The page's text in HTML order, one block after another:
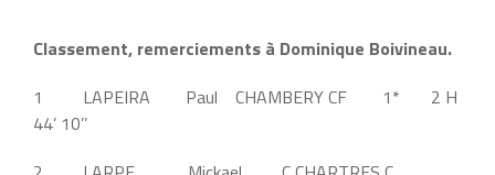
Classement, remerciements à Dominique Boivineau.
1 LAPEIRA Paul CHAMBERY CF 1* 2 H
44’ 10’’